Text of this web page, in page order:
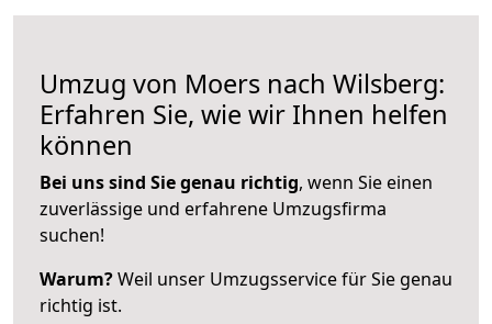
Umzug von Moers nach Wilsberg:
Erfahren Sie, wie wir Ihnen helfen
können
Bei uns sind Sie genau richtig, wenn Sie einen
zuverlässige und erfahrene Umzugsfirma
suchen!
Warum?Weil unser Umzugsservice für Sie genau
richtig ist.